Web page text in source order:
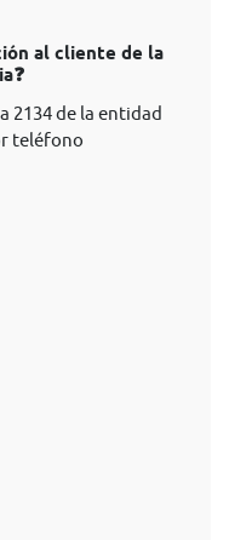
al cliente de la
de la entidad
teléfono